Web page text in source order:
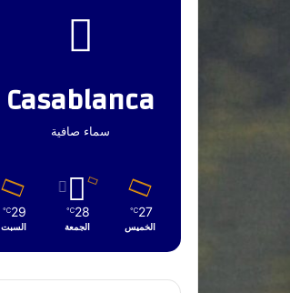
Casablanca
سماء صافية
27
℃
الخميس
28
℃
الجمعة
29
℃
السبت